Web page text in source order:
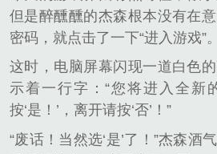
但是醉醺醺的杰森根本没有在
密码，就点击了一下“进入游戏”。
这时，电脑屏幕闪现一道白色
示着一行字：“您将进入全新
按‘是！’，离开请按‘否’！”
“废话！当然选‘是’了！”杰森酒